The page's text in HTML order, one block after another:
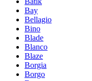
Bay
Bellagio
Bino
Blade
Blanco
Blaze
Borgia
Borgo